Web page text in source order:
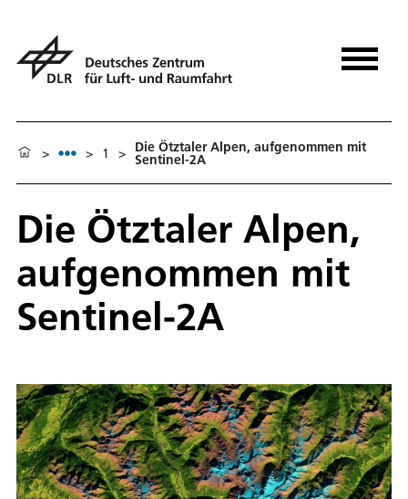
> > 1 > Die Ötztaler Alpen, aufgenommen mit
Sentinel-2A
Die Ötztaler Alpen,
aufgenommen mit
Sentinel-2A